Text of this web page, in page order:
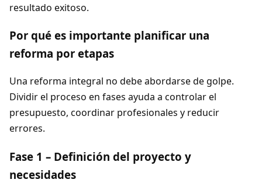
resultado exitoso.
Por qué es importante planificar una
reforma por etapas
Una reforma integral no debe abordarse de golpe.
Dividir el proceso en fases ayuda a controlar el
presupuesto, coordinar profesionales y reducir
errores.
Fase 1 – Definición del proyecto y
necesidades